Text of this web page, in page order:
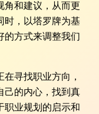
角和建议，从而更
时，以塔罗牌为基
的方式来调整我们
寻找职业方向，
己的内心，找到真
职业规划的启示和